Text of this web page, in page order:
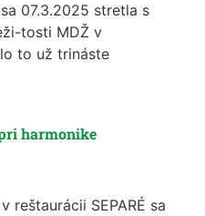
07.3.2025 stretla s
tosti MDŽ v
to už trináste
harmonike
reštaurácii SEPARÉ sa